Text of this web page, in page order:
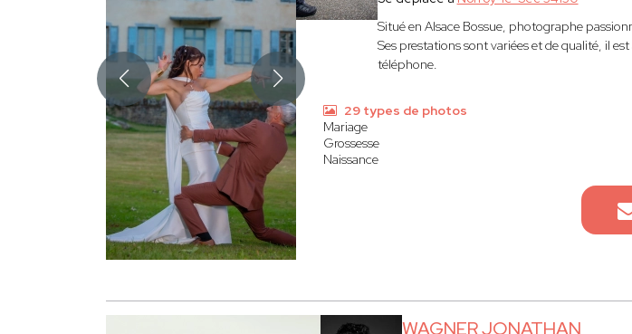
Situé en Alsace Bossue, photographe
Ses prestations sont variées et de qualité, il
téléphone.
29 types de photos
Mariage
Grossesse
Naissance
WAGNER JONATHAN